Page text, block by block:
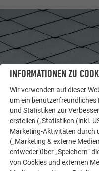
LASSEN SIE SICH
WEITERE OBJEKTE
INFORMATIONEN ZU
Wir verwenden auf dieser
um ein benutzerfreundliches
und Statistiken zur
erstellen („Statistiken (inkl.
Marketing-Aktivitäten durch
(„Marketing & externe
entweder über „Speichern“
von Cookies und externen